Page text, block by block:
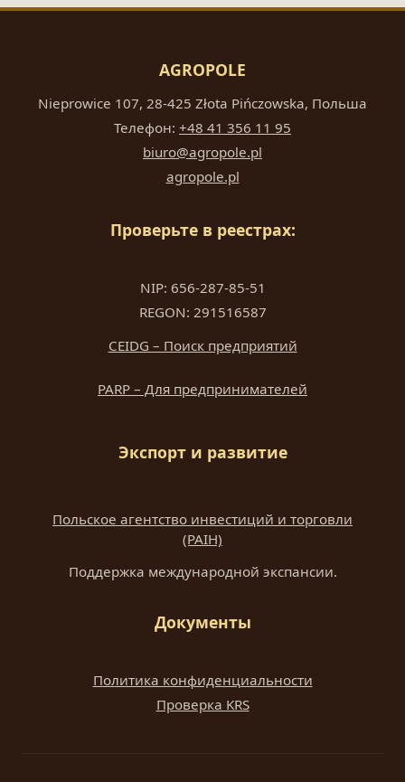
AGROPOLE
Nieprowice 107, 28-425 Złota Pińczowska, Польша
Телефон: +48 41 356 11 95
biuro@agropole.pl
agropole.pl
Проверьте в реестрах:
NIP: 656-287-85-51
REGON: 291516587
CEIDG – Поиск предприятий
PARP – Для предпринимателей
Экспорт и развитие
Польское агентство инвестиций и торговли
(PAIH)
Поддержка международной экспансии.
Документы
Политика конфиденциальности
Проверка KRS